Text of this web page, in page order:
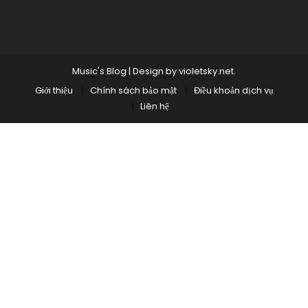
Music's Blog | Design byvioletsky.net.
Giới thiệu
Chính sách bảo mật
Điều khoản dịch vụ
Liên hệ